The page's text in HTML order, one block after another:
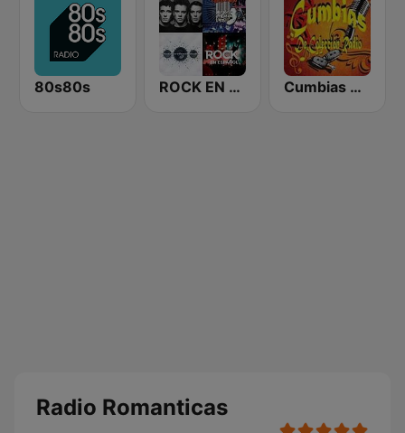
80s80s ROCK EN ESPAÑOL 80s 90s Neltume Chile Cumbias De Colección
Radio Romanticas